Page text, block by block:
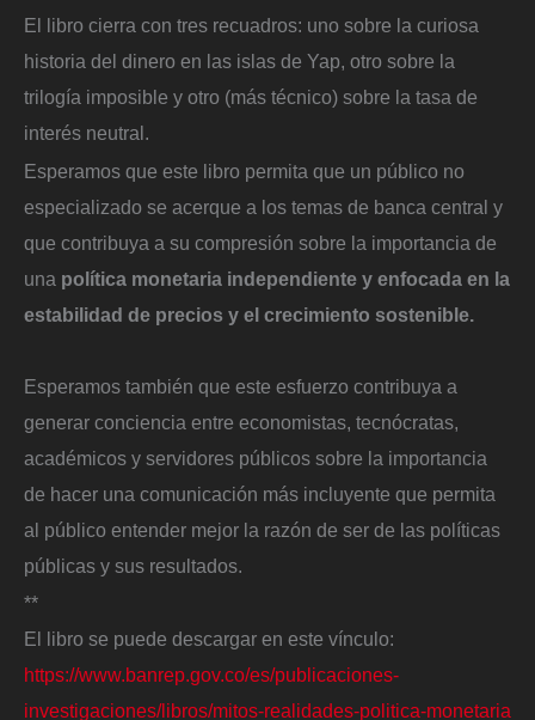
El libro cierra con tres recuadros: uno sobre la curiosa
historia del dinero en las islas de Yap, otro sobre la
trilogía imposible y otro (más técnico) sobre la tasa de
interés neutral.
Esperamos que este libro permita que un público no
especializado se acerque a los temas de banca central y
que contribuya a su compresión sobre la importancia de
una política monetaria independiente y enfocada en la
estabilidad de precios y el crecimiento sostenible.
Esperamos también que este esfuerzo contribuya a
generar conciencia entre economistas, tecnócratas,
académicos y servidores públicos sobre la importancia
de hacer una comunicación más incluyente que permita
al público entender mejor la razón de ser de las políticas
públicas y sus resultados.
**
El libro se puede descargar en este vínculo:
https://www.banrep.gov.co/es/publicaciones-
investigaciones/libros/mitos-realidades-politica-monetaria